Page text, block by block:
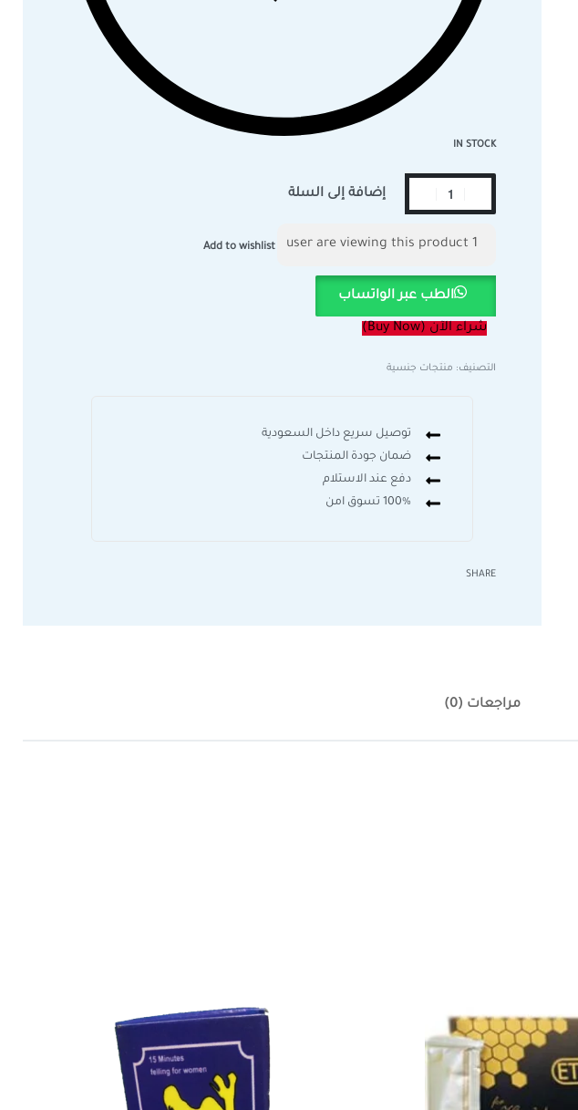
IN STOCK
إضافة إلى السلة
1
Add to wishlist
الطب عبر الواتساب
شراء الآن (Buy Now)
التصنيف: منتجات جنسية
توصيل سريع داخل السعودية
ضمان جودة المنتجات
دفع عند الاستلام
100% تسوق امن
SHARE
مراجعات (0)